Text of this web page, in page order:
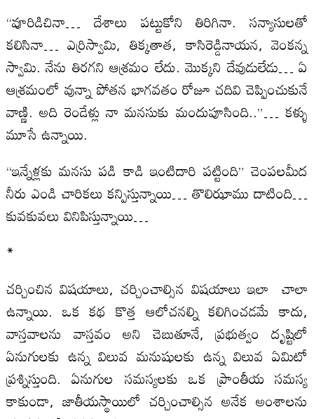
“వూరిడిచినా… దేశాలు పట్టుకోని తిరిగినా. సన్యాసులతో
కలిసినా… ఎర్రిస్వామి, తిక్కతాత, కాసిరెడ్డినాయన, వెంకన్న
స్వామి. నేను తిరగని ఆశ్రమం లేదు. మొక్కని దేవుడులేడు… ఏ
ఆశ్రమంలో వున్నా పోతన భాగవతం రోజూ చదివి చెప్పించుకునే
వాణ్ణి. అది రెండేళ్లు నా మనసుకు మందుపూసింది..”… కళ్ళు
మూసే ఉన్నాయి.
“ఇన్నేళ్లకు మనసు పడి కాడి ఇంటిదారి పట్టింది” చెంపలమీద
నీరు ఎండి చారికలు కన్పిస్తున్నాయి… తొలిఝాము దాటింది…
కువకువలు వినిపిస్తున్నాయి…
*
చర్చించిన విషయాలు, చర్చించాల్సిన విషయాలు ఇలా చాలా
ఉన్నాయి. ఒక కథ కొత్త ఆలోచనల్ని కలిగించడమే కాదు,
వాస్తవాలను వాస్తవం అని చెబుతూనే, ప్రభుత్వం దృష్టిలో
ఏనుగులకు ఉన్న విలువ మనుషులకు ఉన్న విలువ ఏమిటో
ప్రశ్నిస్తుంది. ఏనుగుల సమస్యలకు ఒక ప్రాంతీయ సమస్య
కాకుండా, జాతీయస్థాయిలో చర్చించాల్సిన అనేక అంశాలను